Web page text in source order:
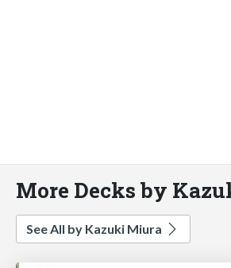
More Decks by
See All by Kazuki Miura